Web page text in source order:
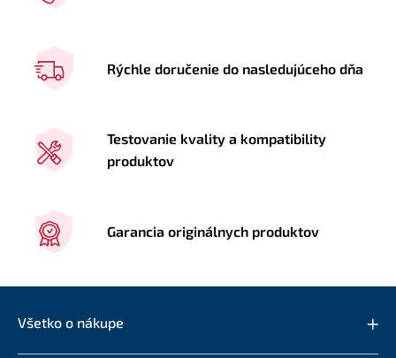
Rýchle doručenie do nasledujúceho dňa
Testovanie kvality a kompatibility
produktov
Garancia originálnych produktov
Všetko o nákupe